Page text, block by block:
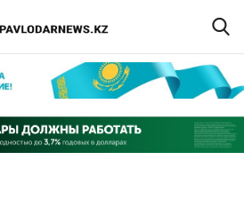
Регистрация